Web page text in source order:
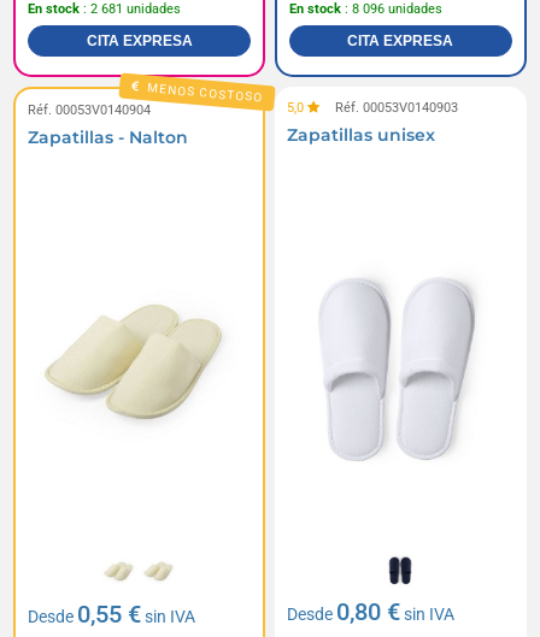
En stock : 2 681 unidades
CITA EXPRESA
En stock : 8 096 unidades
CITA EXPRESA
MENOS COSTOSO
Réf. 00053V0140904
Zapatillas - Nalton
Desde 0,55 €sin IVA
5,0 Réf. 00053V0140903
Zapatillas unisex
Desde 0,80 €sin IVA